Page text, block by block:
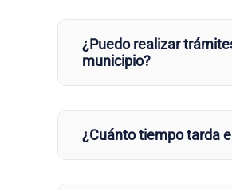
¿Puedo realizar
municipio?
¿Cuánto tiempo tarda